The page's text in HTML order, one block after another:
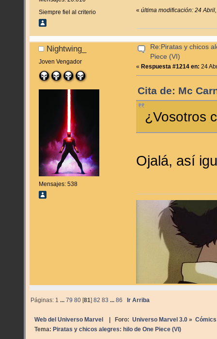
Siempre fiel al criterio
«última modificación: 24
Nightwing_
Joven Vengador
Mensajes: 538
Re:Piratas y chicos
Piece (VI)
« Respuesta #1214 en: 24
Cita de: Mc
¿Vosotros
Ojalá, así
Páginas: 1 ...79 80 [81]82 83 ...86 Ir Arriba
Web del Universo Marvel | Foro: Universo Marvel 3.0» Cómics
Tema: Piratas y chicos alegres: hilo de One Piece (VI)